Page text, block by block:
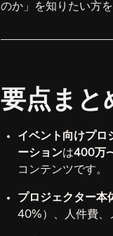
のか」を知りたい方
要点まと
イベント向けプロ
ーションは400万
コンテンツです。
プロジェクター本
40%）、人件費、